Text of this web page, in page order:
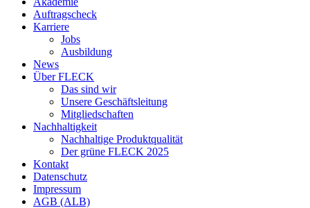
Auftragscheck
Karriere
Jobs
Ausbildung
News
Über FLECK
Das sind wir
Unsere Geschäftsleitung
Mitgliedschaften
Nachhaltigkeit
Nachhaltige Produktqualität
Der grüne FLECK 2025
Kontakt
Datenschutz
Impressum
AGB (ALB)